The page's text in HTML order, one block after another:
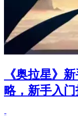
《奥拉星》
略，新手入
-